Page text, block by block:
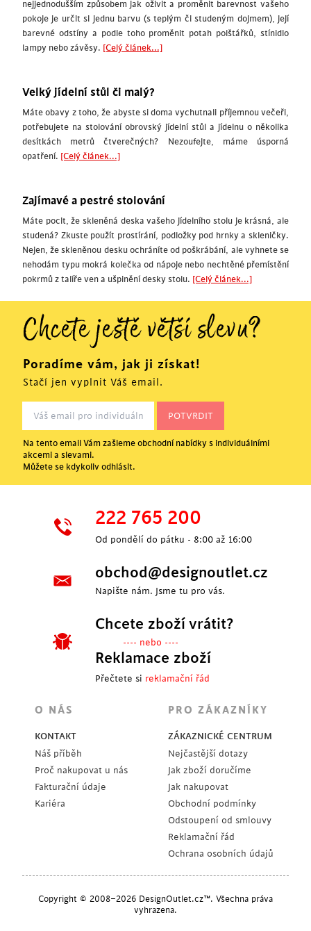
nejjednodušším způsobem jak oživit a proměnit barevnost vašeho
pokoje je určit si jednu barvu (s teplým či studeným dojmem), její
barevné odstíny a podle toho proměnit potah polštářků, stínidlo
lampy nebo závěsy. [Celý článek...]
Velký jídelní stůl či malý?
Máte obavy z toho, že abyste si doma vychutnali příjemnou večeři,
potřebujete na stolování obrovský jídelní stůl a jídelnu o několika
desítkách metrů čtverečných? Nezoufejte, máme úsporná
opatření. [Celý článek...]
Zajímavé a pestré stolování
Máte pocit, že skleněná deska vašeho jídelního stolu je krásná, ale
studená? Zkuste použít prostírání, podložky pod hrnky a skleničky.
Nejen, že skleněnou desku ochráníte od poškrábání, ale vyhnete se
nehodám typu mokrá kolečka od nápoje nebo nechtěné přemístění
pokrmů z talíře ven a ušpinění desky stolu. [Celý článek...]
Chcete ještě větší slevu?
Poradíme vám, jak ji získat!
Stačí jen vyplnit Váš email.
Na tento email Vám zašleme obchodní nabídky s individuálními
akcemi a slevami.
Můžete se kdykoliv odhlásit.
222 765 200
Od pondělí do pátku - 8:00 až 16:00
obchod@designoutlet.cz
Napište nám. Jsme tu pro vás.
Chcete zboží vrátit?
---- nebo ----
Reklamace zboží
Přečtete si reklamační řád
O NÁS
KONTAKT
Náš příběh
Proč nakupovat u nás
Fakturační údaje
Kariéra
PRO ZÁKAZNÍKY
ZÁKAZNICKÉ CENTRUM
Nejčastější dotazy
Jak zboží doručíme
Jak nakupovat
Obchodní podmínky
Odstoupení od smlouvy
Reklamační řád
Ochrana osobních údajů
Copyright © 2008–2026 DesignOutlet.cz™. Všechna práva
vyhrazena.